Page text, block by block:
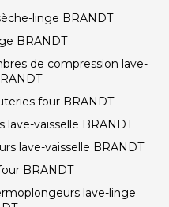
linge BRANDT
BRANDT
de compression lave-
four BRANDT
lave-vaisselle BRANDT
lave-vaisselle BRANDT
BRANDT
lave-linge